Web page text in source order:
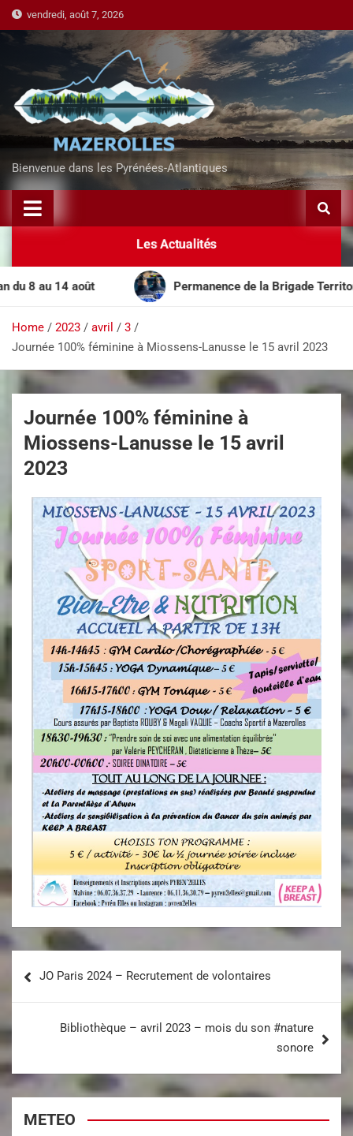
vendredi, août 7, 2026
Bienvenue dans les Pyrénées-Atlantiques
Les Actualités
14 août Permanence de la Brigade Territoriale
Home 2023 avril
3
Journée 100% féminine à Miossens-Lanusse le 15 avril 2023
Journée 100% féminine à
Miossens-Lanusse le 15 avril
2023
JO Paris 2024 – Recrutement de volontaires
Bibliothèque – avril 2023 – mois du son #nature
sonore
METEO